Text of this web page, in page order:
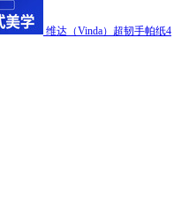
维达（Vinda）超韧手帕纸4